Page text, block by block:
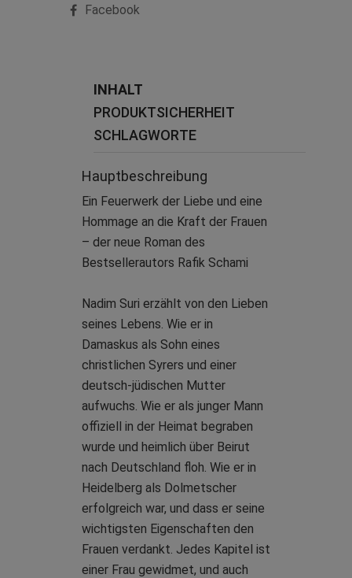
Facebook
INHALT
PRODUKTSICHERHEIT
SCHLAGWORTE
Hauptbeschreibung
Ein Feuerwerk der Liebe und eine
Hommage an die Kraft der Frauen
– der neue Roman des
Bestsellerautors Rafik Schami
Nadim Suri erzählt von den Lieben
seines Lebens. Wie er in
Damaskus als Sohn eines
christlichen Syrers und einer
deutsch-jüdischen Mutter
aufwuchs. Wie er als junger Mann
offiziell in der Heimat begraben
wurde und heimlich über Beirut
nach Deutschland floh. Wie er in
Heidelberg als Dolmetscher
erfolgreich war, und dass er seine
wichtigsten Eigenschaften den
Frauen verdankt. Jedes Kapitel ist
einer Frau gewidmet, und auch